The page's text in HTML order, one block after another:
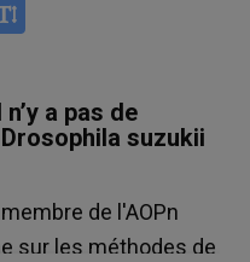
a pas de
suzukii
de l'AOPn
sur les méthodes de